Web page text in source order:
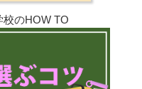
のHOW TO